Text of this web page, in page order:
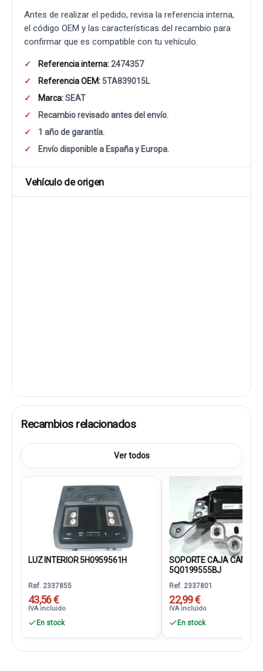
Antes de realizar el pedido, revisa la referencia interna,
el código OEM y las características del recambio para
confirmar que es compatible con tu vehículo.
Referencia interna:2474357
Referencia OEM: 5TA839015L
Marca:SEAT
Recambio revisado antes del envío.
1 año de garantía.
Envío disponible a España y Europa.
Vehículo de origen
Recambios relacionados
Ver todos
LUZ INTERIOR 5H0959561H
Ref. 2337855
43,56 €
IVA incluido
En stock
SOPORTE CAJA CAMBIO
5Q0199555BJ
Ref. 2337801
22,99 €
IVA incluido
En stock